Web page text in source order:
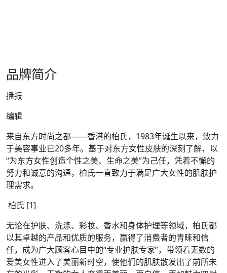
品牌简介
播报
编辑
来自东方时尚之都——香港的柏氏，1983年诞生以来，致力
于美容事业已20多年。基于对东方女性皮肤的深刻了解，以
“为东方女性创造个性之美、生命之美”为己任，凭着不懈的
努力和诚意的沟通，柏氏一直致力于满足广大女性的肌肤护
理需求。
柏氏 [1]
无论在护肤、洗涤、彩妆、香水和身体护理等领域，柏氏都
以其卓越的产品和优质的服务，赢得了消费者的青睐和信
任，成为广大顾客心目中的“专业护肤专家”，带领着无数的
爱美女性进入了美丽新时空，使他们的肌肤散发出了前所未